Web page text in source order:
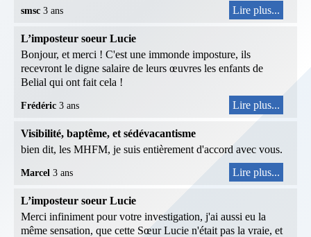
smsc 3 ans Lire plus...
L’imposteur soeur Lucie
Bonjour, et merci ! C'est une immonde imposture, ils
recevront le digne salaire de leurs œuvres les enfants de
Belial qui ont fait cela !
Frédéric 3 ans Lire plus...
Visibilité, baptême, et sédévacantisme
bien dit, les MHFM, je suis entièrement d'accord avec vous.
Marcel 3 ans Lire plus...
L’imposteur soeur Lucie
Merci infiniment pour votre investigation, j'ai aussi eu la
même sensation, que cette Sœur Lucie n'était pas la vraie, et